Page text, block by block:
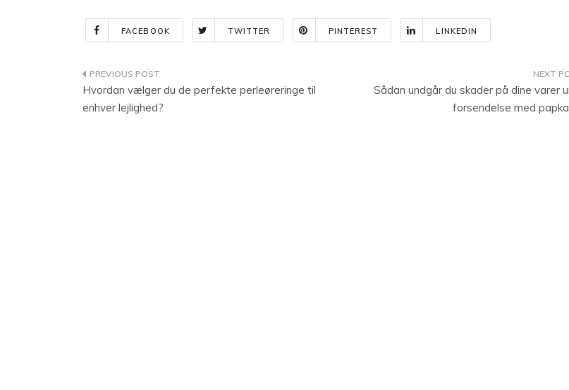
FACEBOOK TWITTER PINTEREST LINKEDIN
Indlægsnavigation
Hvordan vælger du de perfekte perleøreringe til
enhver lejlighed?
Sådan undgår du skader på dine varer
forsendelse med